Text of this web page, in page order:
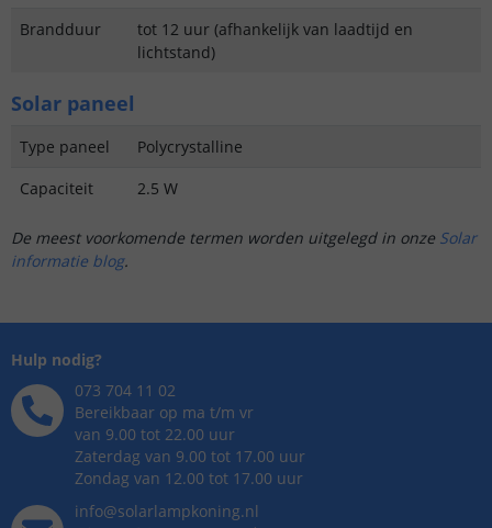
Brandduur
tot 12 uur (afhankelijk van laadtijd en
lichtstand)
Solar paneel
Type paneel
Polycrystalline
Capaciteit
2.5 W
De meest voorkomende termen worden uitgelegd in onze Solar
informatie blog.
Hulp nodig?
073 704 11 02
Bereikbaar op ma t/m vr
van 9.00 tot 22.00 uur
Zaterdag van 9.00 tot 17.00 uur
Zondag van 12.00 tot 17.00 uur
info@solarlampkoning.nl